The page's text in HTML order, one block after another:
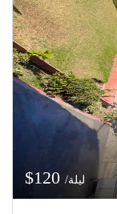
$120 /ليلة